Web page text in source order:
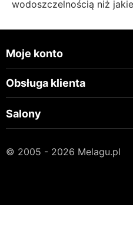
wodoszczelnością niż
Moje konto
Obsługa klienta
Salony
© 2005 - 2026 Melagu.pl